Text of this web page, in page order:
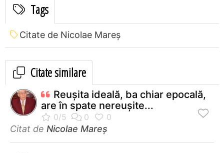
Tags
Citate de Nicolae Mareș
Citate similare
Reușita ideală, ba chiar epocală,
are în spate nereușite...
Citat de Nicolae Mareș